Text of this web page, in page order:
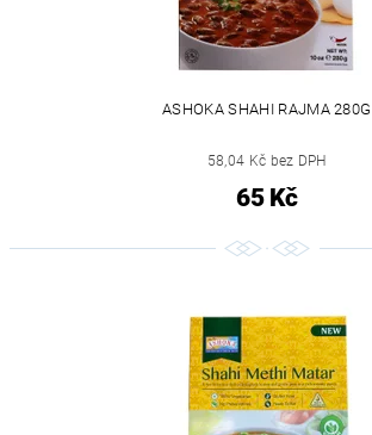
ASHOKA SHAHI RAJMA 280G
58,04 Kč bez DPH
65 Kč